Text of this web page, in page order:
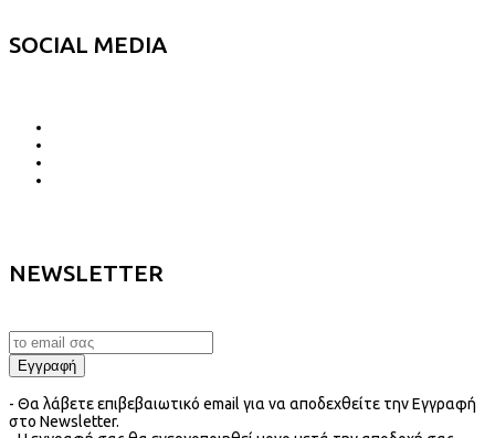
SOCIAL MEDIA
NEWSLETTER
- Θα λάβετε επιβεβαιωτικό email για να αποδεχθείτε την Εγγραφή
στο Newsletter.